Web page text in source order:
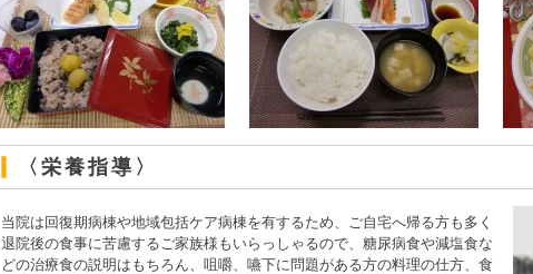
〈栄養指導〉
当院は回復期病棟や地域包括ケア病棟を有するため、ご自宅へ帰る方も多く
退院後の食事に苦慮するご家族様もいらっしゃるので、糖尿病食や減塩食な
どの治療食の説明はもちろん、咀嚼、嚥下に問題がある方の料理の仕方、食